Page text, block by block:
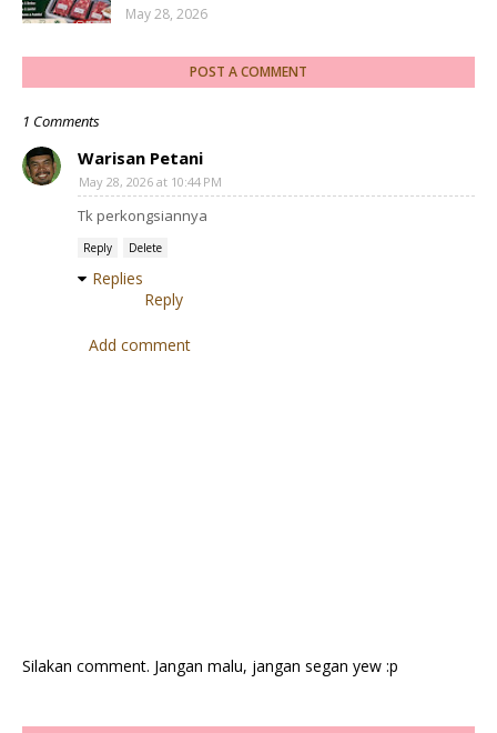
May 28, 2026
POST A COMMENT
1 Comments
Warisan Petani
May 28, 2026 at 10:44 PM
Tk perkongsiannya
Reply Delete
Replies
Reply
Add comment
Silakan comment. Jangan malu, jangan segan yew :p